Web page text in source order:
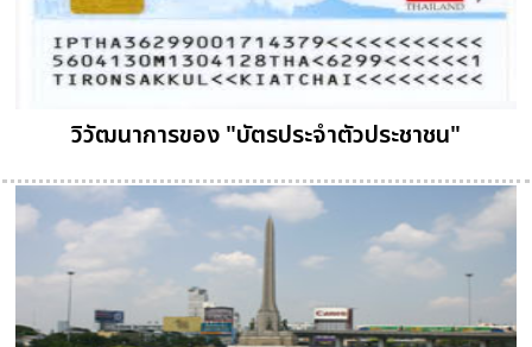
วิวัฒนาการของ "บัตรประจำตัวประชาชน"